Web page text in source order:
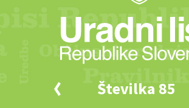
Številka 85